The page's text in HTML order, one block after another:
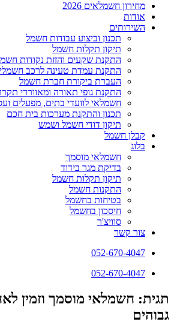
מחירון חשמלאים 2026
אודות
השירותים
תכנון וביצוע עבודות חשמל
תיקון תקלות חשמל
התקנת שקעים והזזת נקודות
התקנת עמדת טעינה לרכב חשמלי
העברת ביקורת חברת חשמל
התקנת גופי תאורה ומאווררי
חשמלאי לוועדי בתים, מפעלים
תכנון והתקנת מערכות בית חכם
תיקון דודי חשמל ושמש
קבלן חשמל
בלוג
חשמלאי מוסמך
בדיקת מגר בידוד
תיקון תקלות חשמל
התקנות חשמל
בטיחות בחשמל
חיסכון בחשמל
סוויצ'ר
צור קשר
052-670-4047
052-670-4047
תגית: חשמלאי מוסמך וזמין
גבוהים